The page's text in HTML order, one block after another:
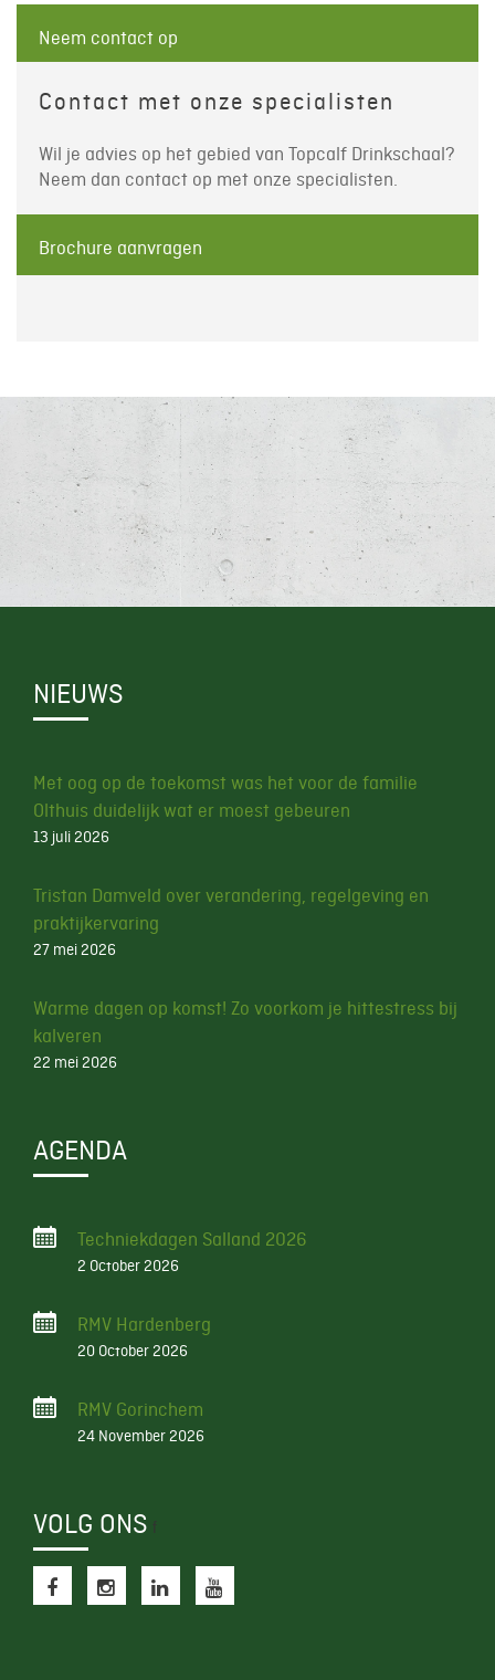
Neem contact op
Contact met onze specialisten
Wil je advies op het gebied van Topcalf Drinkschaal?
Neem dan contact op met onze specialisten.
Brochure aanvragen
NIEUWS
Met oog op de toekomst was het voor de familie
Olthuis duidelijk wat er moest gebeuren
13 juli 2026
Tristan Damveld over verandering, regelgeving en
praktijkervaring
27 mei 2026
Warme dagen op komst! Zo voorkom je hittestress bij
kalveren
22 mei 2026
AGENDA
Techniekdagen Salland 2026
2 October 2026
RMV Hardenberg
20 October 2026
RMV Gorinchem
24 November 2026
VOLG ONS f